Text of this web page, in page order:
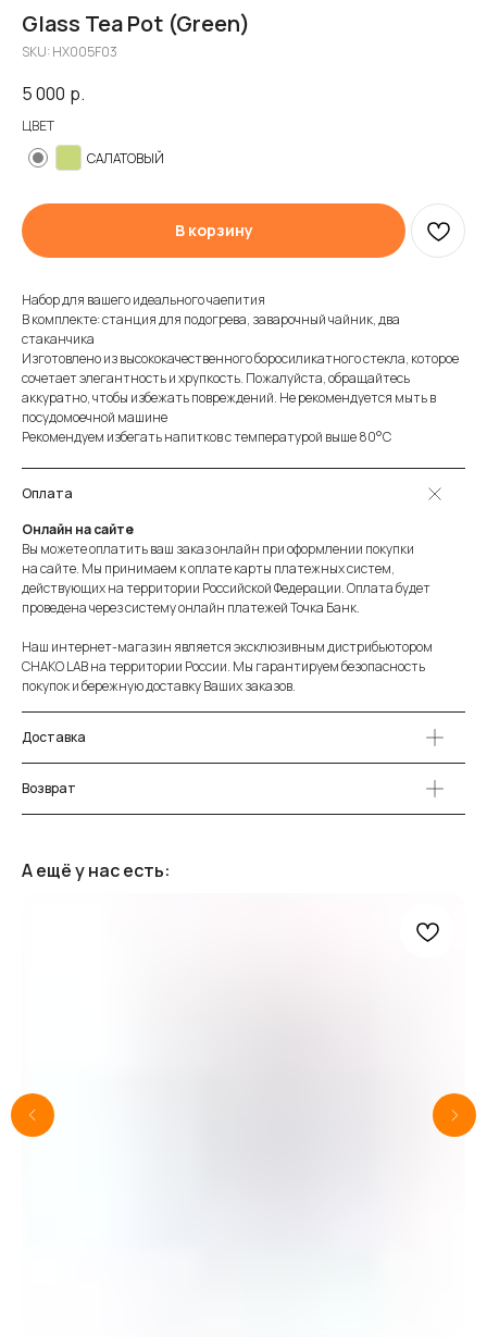
Glass Tea Pot (Green)
SKU: HX005F03
5 000 р.
ЦВЕТ
САЛАТОВЫЙ
В корзину
Набор для вашего идеального чаепития
В комплекте: станция для подогрева, заварочный чайник, два
стаканчика
Изготовлено из высококачественного боросиликатного стекла, которое
сочетает элегантность и хрупкость. Пожалуйста, обращайтесь
аккуратно, чтобы избежать повреждений. Не рекомендуется мыть в
посудомоечной машине
Рекомендуем избегать напитков с температурой выше 80°C
Оплата
Онлайн на сайте
Вы можете оплатить ваш заказ онлайн при оформлении покупки
на сайте. Мы принимаем к оплате карты платежных систем,
действующих на территории Российской Федерации. Оплата будет
проведена через систему онлайн платежей Точка Банк.
Наш интернет-магазин является эксклюзивным дистрибьютором
СHAKO LAB на территории России. Мы гарантируем безопасность
покупок и бережную доставку Ваших заказов.
Доставка
Возврат
А ещё у нас есть: